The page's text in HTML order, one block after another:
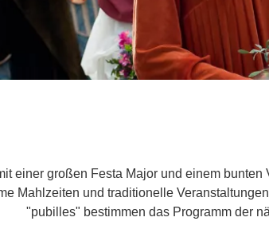
einer großen Festa Major und einem
Mahlzeiten und traditionelle
"pubilles" bestimmen das Programm der